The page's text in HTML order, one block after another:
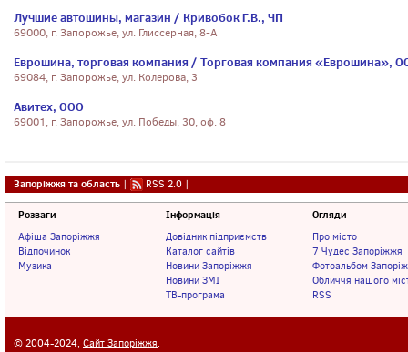
Лучшие автошины, магазин / Кривобок Г.В., ЧП
69000, г. Запорожье, ул. Глиссерная, 8-А
Еврошина, торговая компания / Торговая компания «Еврошина»,
69084, г. Запорожье, ул. Колерова, 3
Авитех, ООО
69001, г. Запорожье, ул. Победы, 30, оф. 8
Запоріжжя та область | RSS 2.0 |
Розваги
Афіша Запоріжжя
Відпочинок
Музика
Інформація
Довідник підприємств
Каталог сайтів
Новини Запоріжжя
Новини ЗМІ
ТВ-програма
Огляди
Про місто
7 Чудес Запоріжжя
Фотоальбом
Обличчя нашого
RSS
© 2004-2024, Сайт Запоріжжя.